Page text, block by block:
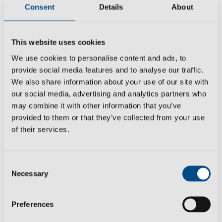
Consent Details About
This website uses cookies
We use cookies to personalise content and ads, to
provide social media features and to analyse our traffic.
We also share information about your use of our site with
our social media, advertising and analytics partners who
may combine it with other information that you’ve
provided to them or that they’ve collected from your use
of their services.
Selection
Necessary
Preferences
reprehenderit in voluptate velit esse cillum dolore eu
fugiat nulla pariatur. Excepteur sint occaecat cupidatat
id est laborum. Sed ut perspiciatis unde omnis iste natus
error sit voluptatem accusantium doloremque laudantium,
totam rem aperiam, eaque ipsa quae ab illo inventore
veritatis et quasi architecto beatae vitae dicta sunt
explicabo. Nemo enim ipsam voluptatem quia voluptas
sit aspernatur aut odit aut fugit, sed quia consequuntur
magni dolores eos qui ratione voluptatem sequi